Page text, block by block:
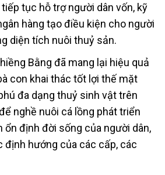
tục hỗ trợ người dân vốn, kỹ
hàng tạo điều kiện cho người
diện tích nuôi thuỷ sản.
Bằng đã mang lại hiệu quả
con khai thác tốt lợi thế mặt
đa dạng thuỷ sinh vật trên
nghề nuôi cá lồng phát triển
ổn định đời sống của người dân,
định hướng của các cấp, các